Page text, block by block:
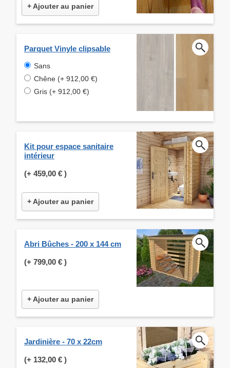
+ Ajouter au panier
Parquet Vinyle clipsable
Sans
Chêne (+ 912,00 €)
Gris (+ 912,00 €)
Kit pour espace sanitaire
intérieur
(+ 459,00 € )
+ Ajouter au panier
Abri Bûches - 200 x 144 cm
(+ 799,00 € )
+ Ajouter au panier
Jardinière - 70 x 22cm
(+ 132,00 € )